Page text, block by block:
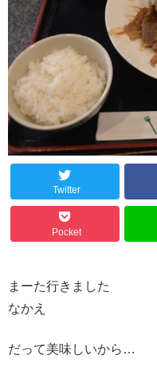
Twitter
Pocket
まーた行きました
なかえ
だって美味しいから…